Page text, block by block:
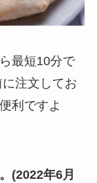
最短10分で
に注文してお
利ですよ
(2022年6月